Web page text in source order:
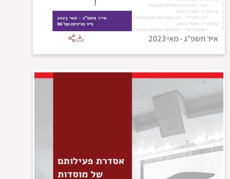
אייר תשפ"ג-מאי 2023